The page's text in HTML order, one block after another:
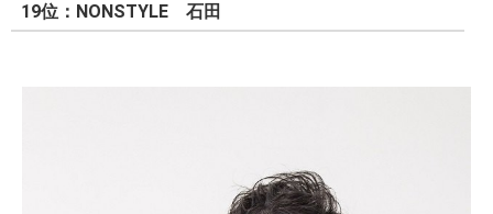
19位：NONSTYLE 石田